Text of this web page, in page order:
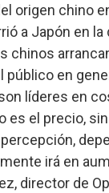
origen chino
a Japón en la
chinos
en
líderes en
es el precio,
irá en
director de